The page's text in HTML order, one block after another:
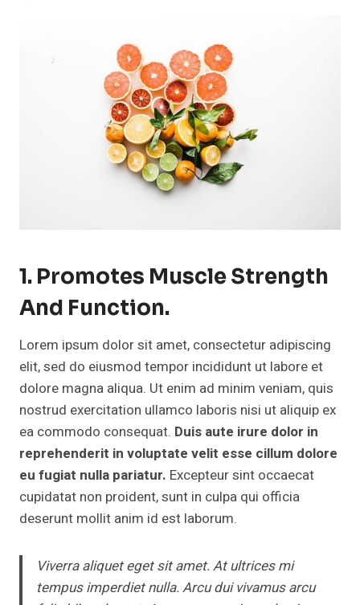
1. Promotes Muscle Strength
And Function.
Lorem ipsum dolor sit amet, consectetur adipiscing
elit, sed do eiusmod tempor incididunt ut labore et
dolore magna aliqua. Ut enim ad minim veniam, quis
nostrud exercitation ullamco laboris nisi ut aliquip ex
ea commodo consequat. Duis aute irure dolor in
reprehenderit in voluptate velit esse cillum dolore
eu fugiat nulla pariatur. Excepteur sint occaecat
cupidatat non proident, sunt in culpa qui officia
deserunt mollit anim id est laborum.
Viverra aliquet eget sit amet. At ultrices mi
tempus imperdiet nulla. Arcu dui vivamus arcu